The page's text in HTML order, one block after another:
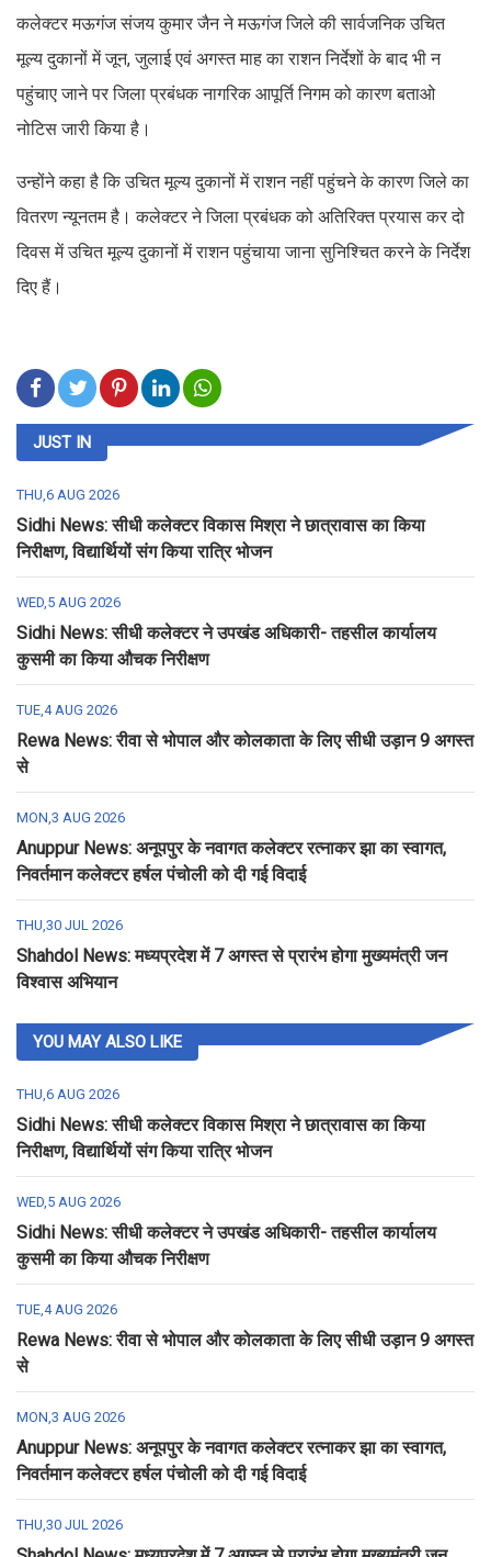
कलेक्टर मऊगंज संजय कुमार जैन ने मऊगंज जिले की सार्वजनिक उचित
मूल्य दुकानों में जून, जुलाई एवं अगस्त माह का राशन निर्देशों के बाद भी न
पहुंचाए जाने पर जिला प्रबंधक नागरिक आपूर्ति निगम को कारण बताओ
नोटिस जारी किया है।
उन्होंने कहा है कि उचित मूल्य दुकानों में राशन नहीं पहुंचने के कारण जिले का
वितरण न्यूनतम है। कलेक्टर ने जिला प्रबंधक को अतिरिक्त प्रयास कर दो
दिवस में उचित मूल्य दुकानों में राशन पहुंचाया जाना सुनिश्चित करने के निर्देश
दिए हैं।
JUST IN
THU,6 AUG 2026
Sidhi News: सीधी कलेक्टर विकास मिश्रा ने छात्रावास का किया
निरीक्षण, विद्यार्थियों संग किया रात्रि भोजन
WED,5 AUG 2026
Sidhi News: सीधी कलेक्टर ने उपखंड अधिकारी- तहसील कार्यालय
कुसमी का किया औचक निरीक्षण
TUE,4 AUG 2026
Rewa News: रीवा से भोपाल और कोलकाता के लिए सीधी उड़ान 9 अगस्त
से
MON,3 AUG 2026
Anuppur News: अनूपपुर के नवागत कलेक्टर रत्नाकर झा का स्वागत,
निवर्तमान कलेक्टर हर्षल पंचोली को दी गई विदाई
THU,30 JUL 2026
Shahdol News: मध्यप्रदेश में 7 अगस्त से प्रारंभ होगा मुख्यमंत्री जन
विश्वास अभियान
YOU MAY ALSO LIKE
THU,6 AUG 2026
Sidhi News: सीधी कलेक्टर विकास मिश्रा ने छात्रावास का किया
निरीक्षण, विद्यार्थियों संग किया रात्रि भोजन
WED,5 AUG 2026
Sidhi News: सीधी कलेक्टर ने उपखंड अधिकारी- तहसील कार्यालय
कुसमी का किया औचक निरीक्षण
TUE,4 AUG 2026
Rewa News: रीवा से भोपाल और कोलकाता के लिए सीधी उड़ान 9 अगस्त
से
MON,3 AUG 2026
Anuppur News: अनूपपुर के नवागत कलेक्टर रत्नाकर झा का स्वागत,
निवर्तमान कलेक्टर हर्षल पंचोली को दी गई विदाई
THU,30 JUL 2026